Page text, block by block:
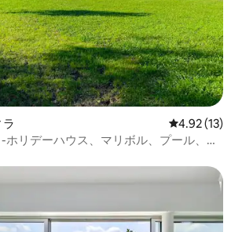
レビュー13
4.92 (13)
-ホリデーハウス、マリボル、プール、リ